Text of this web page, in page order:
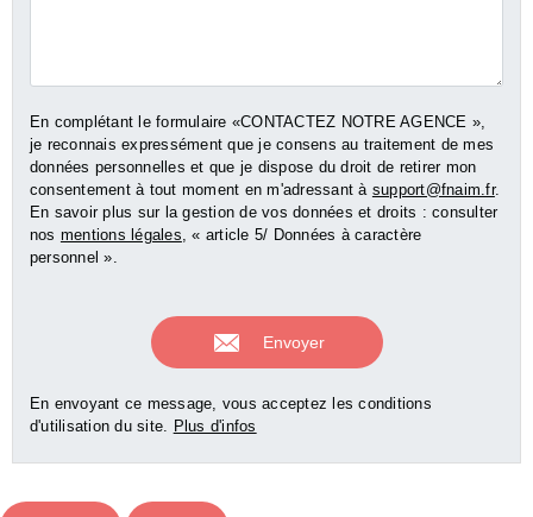
En complétant le formulaire «CONTACTEZ NOTRE AGENCE »,
je reconnais expressément que je consens au traitement de mes
données personnelles et que je dispose du droit de retirer mon
consentement à tout moment en m'adressant à support@fnaim.fr.
En savoir plus sur la gestion de vos données et droits : consulter
nos mentions légales, « article 5/ Données à caractère
personnel ».
En envoyant ce message, vous acceptez les conditions
d'utilisation du site. Plus d'infos